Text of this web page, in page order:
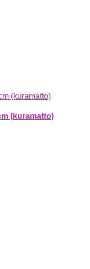
(kuramatto)